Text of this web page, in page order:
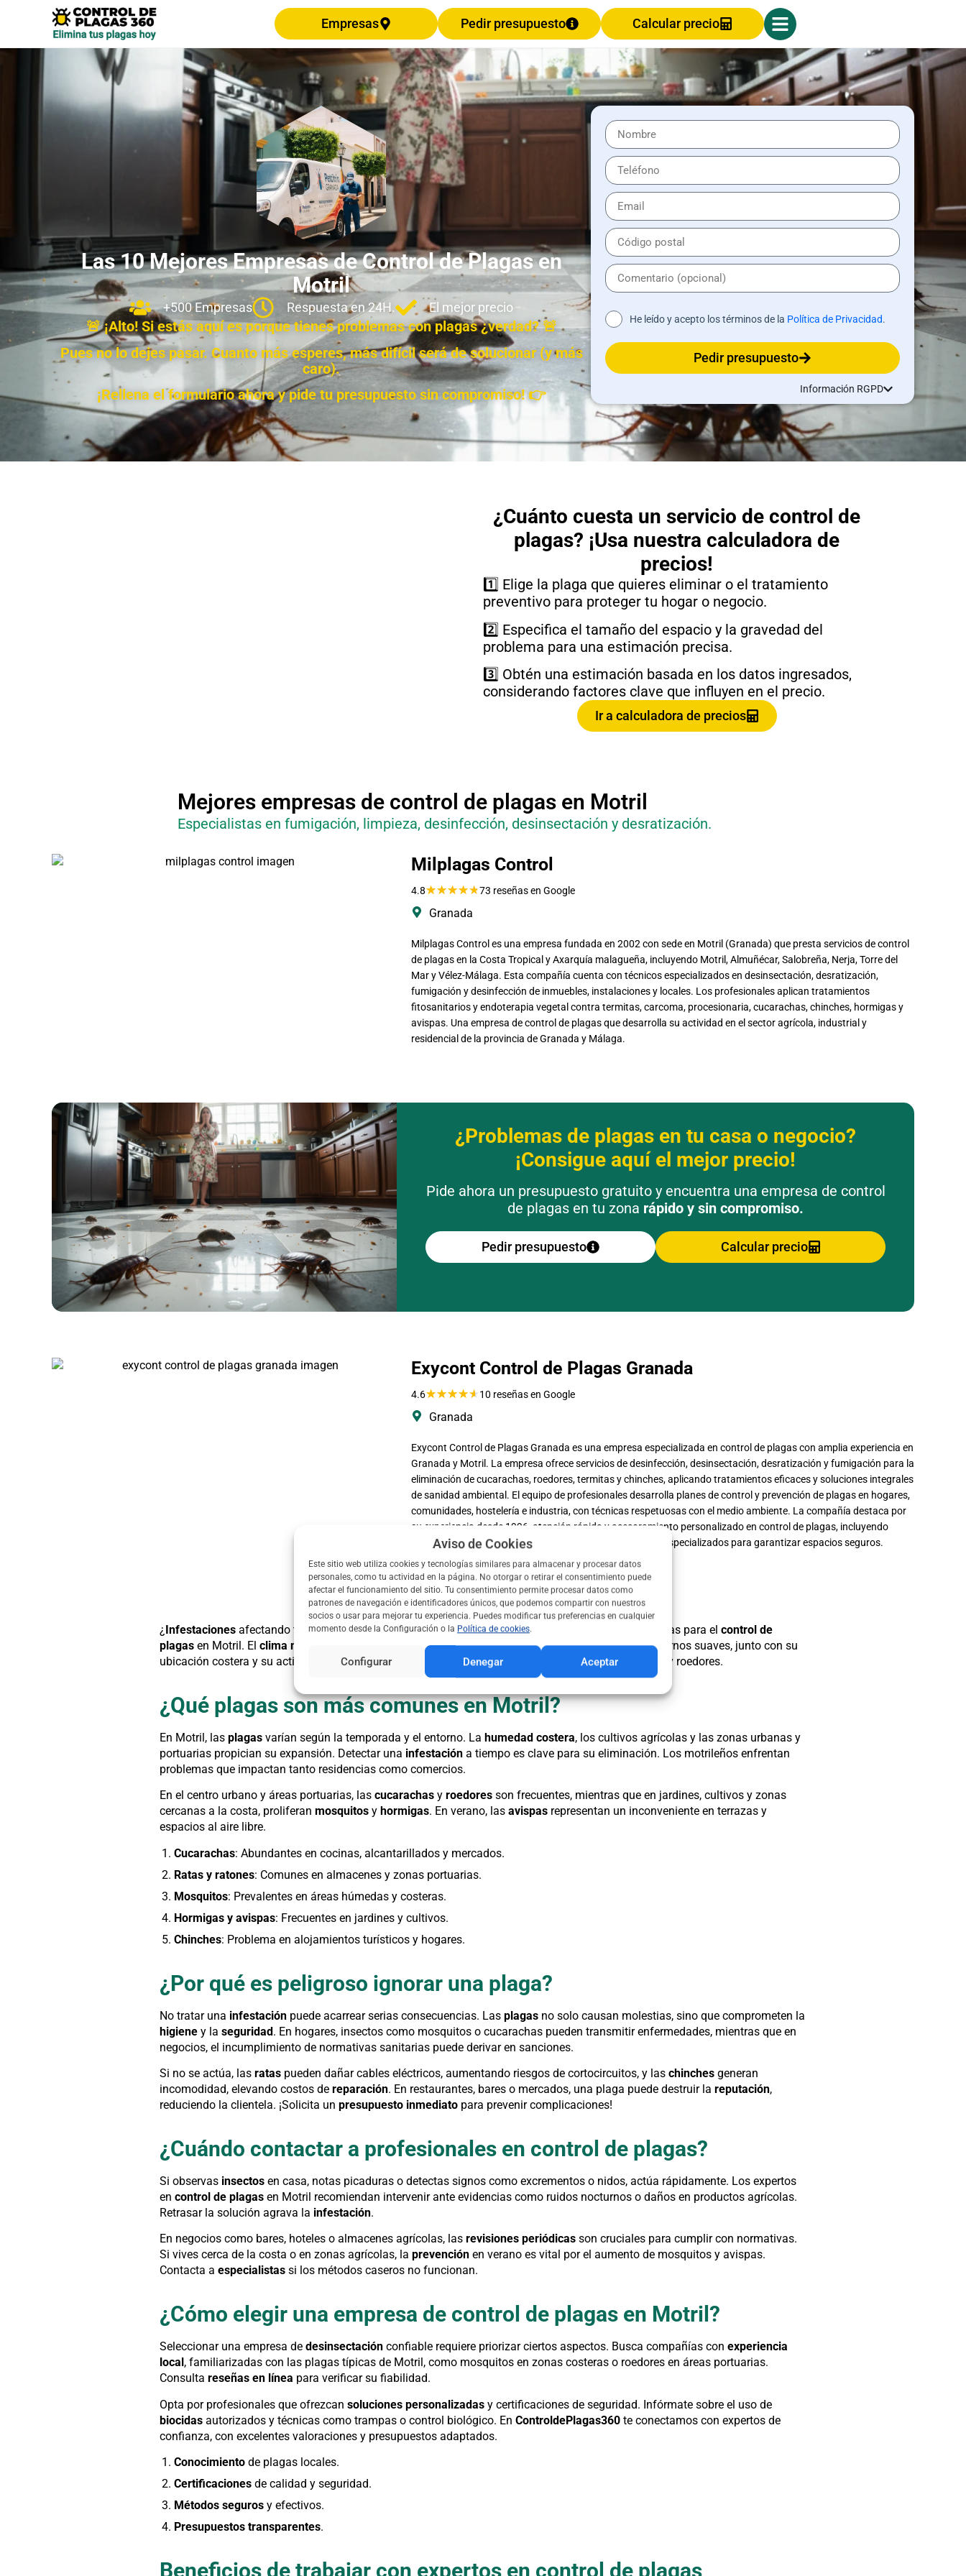
Aviso de Cookies
Este sitio web utiliza cookies y tecnologías similares para almacenar y procesar datos
personales, como tu actividad en la página. No otorgar o retirar el consentimiento puede
afectar el funcionamiento del sitio. Tu consentimiento permite procesar datos como
patrones de navegación e identificadores únicos, que podemos compartir con nuestros
socios o usar para mejorar tu experiencia. Puedes modificar tus preferencias en cualquier
momento desde la Configuración o la Política de cookies.
Aceptar
Denegar
Configurar
Empresas Pedir presupuesto Calcular precio
Las 10 Mejores Empresas de Control de Plagas en
Motril
+500 Empresas Respuesta en 24H. El mejor precio
🚨 ¡Alto! Si estás aquí es porque tienes problemas con plagas ¿verdad? 🚨
Pues no lo dejes pasar. Cuanto más esperes, más difícil será de solucionar (y más
caro).
¡Rellena el formulario ahora y pide tu presupuesto sin compromiso! 👉
He leído y acepto los términos de la Política de Privacidad.
Pedir presupuesto
Información RGPD
¿Cuánto cuesta un servicio de control de
plagas? ¡Usa nuestra calculadora de
precios!
1️⃣ Elige la plaga que quieres eliminar o el tratamiento
preventivo para proteger tu hogar o negocio.
2️⃣ Especifica el tamaño del espacio y la gravedad del
problema para una estimación precisa.
3️⃣ Obtén una estimación basada en los datos ingresados,
considerando factores clave que influyen en el precio.
Ir a calculadora de precios
Mejores empresas de control de plagas en Motril
Especialistas en fumigación, limpieza, desinfección, desinsectación y desratización.
Milplagas Control
4.8★★★★★73 reseñas en Google
Granada
Milplagas Control es una empresa fundada en 2002 con sede en Motril (Granada) que presta servicios de control
de plagas en la Costa Tropical y Axarquía malagueña, incluyendo Motril, Almuñécar, Salobreña, Nerja, Torre del
Mar y Vélez-Málaga. Esta compañía cuenta con técnicos especializados en desinsectación, desratización,
fumigación y desinfección de inmuebles, instalaciones y locales. Los profesionales aplican tratamientos
fitosanitarios y endoterapia vegetal contra termitas, carcoma, procesionaria, cucarachas, chinches, hormigas y
avispas. Una empresa de control de plagas que desarrolla su actividad en el sector agrícola, industrial y
residencial de la provincia de Granada y Málaga.
¿Problemas de plagas en tu casa o negocio?
¡Consigue aquí el mejor precio!
Pide ahora un presupuesto gratuito y encuentra una empresa de control
de plagas en tu zona rápido y sin compromiso.
Pedir presupuesto Calcular precio
Exycont Control de Plagas Granada
4.6★★★★★ 10 reseñas en Google
Granada
Exycont Control de Plagas Granada es una empresa especializada en control de plagas con amplia experiencia en
Granada y Motril. La empresa ofrece servicios de desinfección, desinsectación, desratización y fumigación para la
eliminación de cucarachas, roedores, termitas y chinches, aplicando tratamientos eficaces y soluciones integrales
de sanidad ambiental. El equipo de profesionales desarrolla planes de control y prevención de plagas en hogares,
comunidades, hostelería e industria, con técnicas respetuosas con el medio ambiente. La compañía destaca por
su experiencia desde 1996, atención rápida y asesoramiento personalizado en control de plagas, incluyendo
vigilancia y prevención de legionella y otros tratamientos especializados para garantizar espacios seguros.
¿ Infestaciones afectando tu hogar o negocio? EnControldePlagas360ofrecemos soluciones efectivas para el control de
plagas en Motril. El clima mediterráneo subtropical
de Motril, con veranos cálidos y húmedos e inviernos suaves, junto con su
ubicación costera y su actividad agrícola y portuaria, favorece la proliferación de
plagasde insectos y roedores.
¿Qué plagas son más comunes en Motril?
En Motril, las plagas varían según la temporada y el entorno. La humedad costera, los cultivos agrícolas y las zonas urbanas y
portuarias propician su expansión. Detectar una infestación a tiempo es clave para su eliminación. Los motrileños enfrentan
problemas que impactan tanto residencias como comercios.
En el centro urbano y áreas portuarias, las cucarachas y roedores son frecuentes, mientras que en jardines, cultivos y zonas
cercanas a la costa, proliferan mosquitos y hormigas. En verano, las avispas representan un inconveniente en terrazas y
espacios al aire libre.
Cucarachas: Abundantes en cocinas, alcantarillados y mercados.
Ratas y ratones: Comunes en almacenes y zonas portuarias.
Mosquitos: Prevalentes en áreas húmedas y costeras.
Hormigas y avispas: Frecuentes en jardines y cultivos.
Chinches: Problema en alojamientos turísticos y hogares.
¿Por qué es peligroso ignorar una plaga?
No tratar una infestación puede acarrear serias consecuencias. Las plagas no solo causan molestias, sino que comprometen la
higiene y la seguridad. En hogares, insectos como mosquitos o cucarachas pueden transmitir enfermedades, mientras que en
negocios, el incumplimiento de normativas sanitarias puede derivar en sanciones.
Si no se actúa, las ratas pueden dañar cables eléctricos, aumentando riesgos de cortocircuitos, y las chinches generan
incomodidad, elevando costos de reparación. En restaurantes, bares o mercados, una plaga puede destruir la reputación,
reduciendo la clientela. ¡Solicita un presupuesto inmediato para prevenir complicaciones!
¿Cuándo contactar a profesionales en control de plagas?
Si observas insectos en casa, notas picaduras o detectas signos como excrementos o nidos, actúa rápidamente. Los expertos
en control de plagas en Motril recomiendan intervenir ante evidencias como ruidos nocturnos o daños en productos agrícolas.
Retrasar la solución agrava la infestación.
En negocios como bares, hoteles o almacenes agrícolas, las revisiones periódicas son cruciales para cumplir con normativas.
Si vives cerca de la costa o en zonas agrícolas, la prevención en verano es vital por el aumento de mosquitos y avispas.
Contacta a especialistas si los métodos caseros no funcionan.
¿Cómo elegir una empresa de control de plagas en Motril?
Seleccionar una empresa de desinsectación confiable requiere priorizar ciertos aspectos. Busca compañías con experiencia
local , familiarizadas con las plagas típicas de Motril, como mosquitos en zonas costeras o roedores en áreas portuarias.
Consulta reseñas en línea para verificar su fiabilidad.
Opta por profesionales que ofrezcan soluciones personalizadas y certificaciones de seguridad. Infórmate sobre el uso de
biocidas autorizados y técnicas como trampas o control biológico. En ControldePlagas360 te conectamos con expertos de
confianza, con excelentes valoraciones y presupuestos adaptados.
Conocimiento de plagas locales.
Certificaciones de calidad y seguridad.
Métodos seguros y efectivos.
Presupuestos transparentes.
Beneficios de trabajar con expertos en control de plagas